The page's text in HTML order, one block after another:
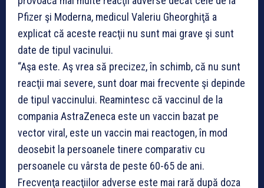
Pfizer şi Moderna, medicul Valeriu Gheorghiţă a
explicat că aceste reacţii nu sunt mai grave şi sunt
date de tipul vacinului.
“Aşa este. Aş vrea să precizez, în schimb, că nu sunt
reacţii mai severe, sunt doar mai frecvente şi depinde
de tipul vaccinului. Reamintesc că vaccinul de la
compania AstraZeneca este un vaccin bazat pe
vector viral, este un vaccin mai reactogen, în mod
deosebit la persoanele tinere comparativ cu
persoanele cu vârsta de peste 60-65 de ani.
Frecvenţa reacţiilor adverse este mai rară după doza